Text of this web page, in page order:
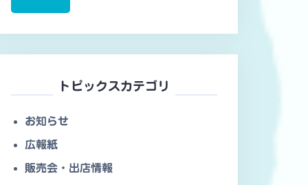
トピックスカテゴリ
お知らせ
広報紙
販売会・出店情報